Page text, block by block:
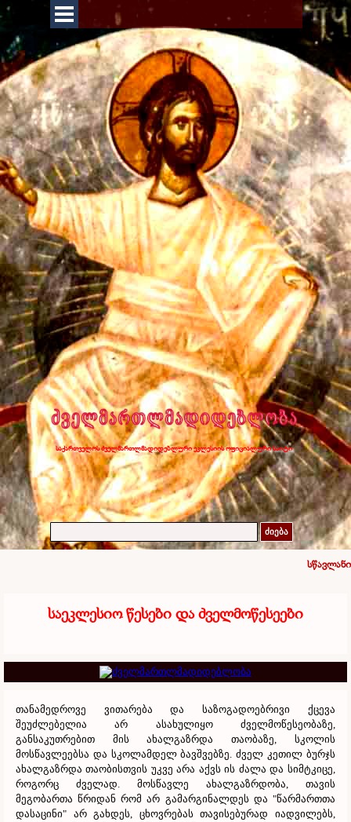
Перейти к контенту
საქართველოს ძველმართლმადიდებლური ეკლესიის ოფიციალური საიტი
ძიება
სწავლანი
საეკლესიო წესები და ძველმოწესეები
თანამედროვე ვითარება და საზოგადოებრივი ქცევა
შეუძლებელია არ ასახულიყო ძველმოწესეობაზე,
განსაკუთრებით მის ახალგაზრდა თაობაზე, სკოლის
მოსწავლეებსა და სკოლამდელ ბავშვებზე. ძველ კეთილ ბურჯს
ახალგაზრდა თაობისთვის უკვე არა აქვს ის ძალა და სიმტკიცე,
როგორც ძველად. მოსწავლე ახალგაზრდობა, თავის
მეგობართა წრიდან რომ არ გამარგინალდეს და "წარმართთა
დასაცინი" არ გახდეს, ცხოვრებას თავისებურად იადვილებს,